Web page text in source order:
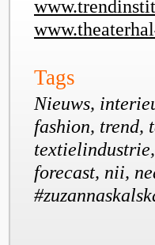
Tags
Nieuws,
fashion, trend,
forecast, nii,